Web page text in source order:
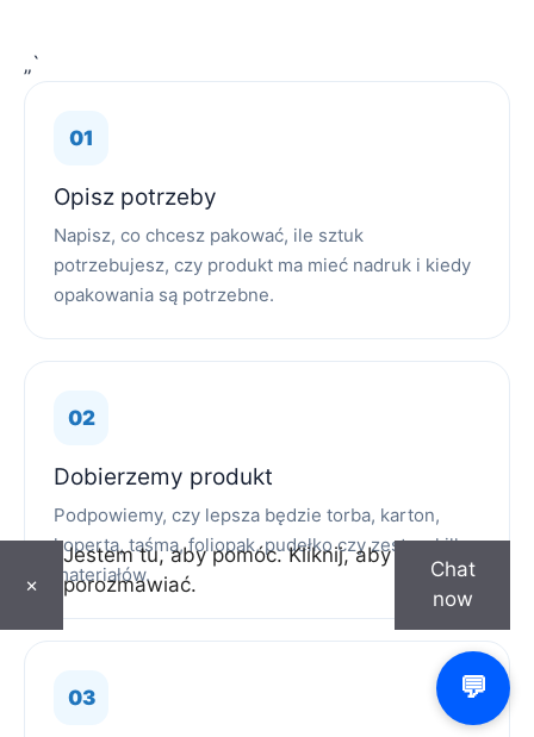
„`
Opisz potrzeby
Napisz, co chcesz pakować, ile sztuk
potrzebujesz, czy produkt ma mieć nadruk i kiedy
opakowania są potrzebne.
Dobierzemy produkt
Podpowiemy, czy lepsza będzie torba, karton,
koperta, taśma, foliopak, pudełko czy zestaw kilku
materiałów.
×
Jestem tu, aby pomóc. Kliknij, aby
porozmawiać.
Chat
now